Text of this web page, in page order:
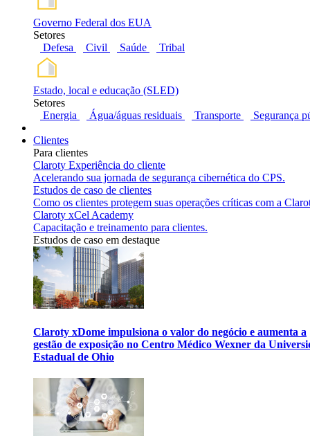
Governo Federal dos EUA
Setores
Defesa
Civil Saúde Tribal
Estado, local e educação (SLED)
Setores
Energia
Água/águas residuais Transporte Segurança
Clientes
Para clientes
Claroty Experiência do cliente
Acelerando sua jornada de segurança cibernética do CPS.
Estudos de caso de clientes
Como os clientes protegem suas operações críticas com a
Claroty xCel Academy
Capacitação e treinamento para clientes.
Estudos de caso em destaque
Claroty xDome impulsiona o valor do negócio e aumenta a
gestão de exposição no Centro Médico Wexner da
Estadual de Ohio